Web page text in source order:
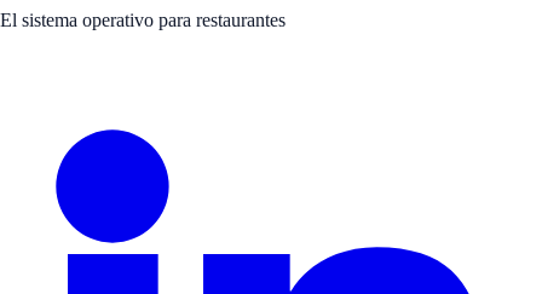
El sistema operativo para restaurantes